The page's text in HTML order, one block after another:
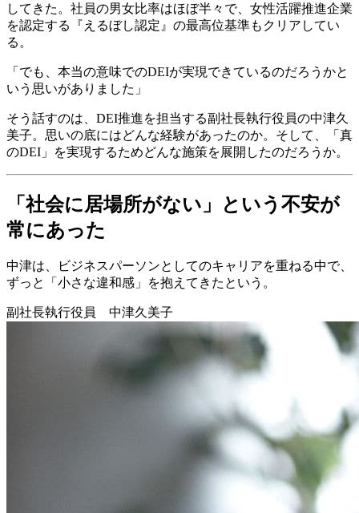
してきた。社員の男女比率はほぼ半々で、女性活躍推進企業
を認定する『えるぼし認定』の最高位基準もクリアしてい
る。
「でも、本当の意味でのDEIが実現できているのだろうかと
いう思いがありました」
そう話すのは、DEI推進を担当する副社長執行役員の中津久
美子。思いの底にはどんな経験があったのか。そして、「真
のDEI」を実現するためどんな施策を展開したのだろうか。
「社会に居場所がない」という不安が
常にあった
中津は、ビジネスパーソンとしてのキャリアを重ねる中で、
ずっと「小さな違和感」を抱えてきたという。
副社長執行役員 中津久美子